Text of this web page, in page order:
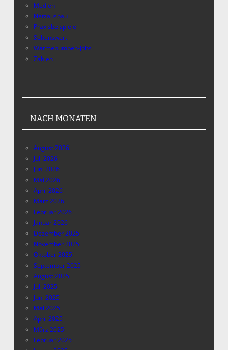
Medien
Netzausbau
Praxisbeispiele
Sehenswert
Wärmepumpen-Jobs
Zahlen
NACH MONATEN
August 2026
Juli 2026
Juni 2026
Mai 2026
April 2026
März 2026
Februar 2026
Januar 2026
Dezember 2025
November 2025
Oktober 2025
September 2025
August 2025
Juli 2025
Juni 2025
Mai 2025
April 2025
März 2025
Februar 2025